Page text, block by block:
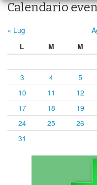
Calendario
« Lug
L
M M
3
4 5
10
11 12
17
18 19
24
25 26
31